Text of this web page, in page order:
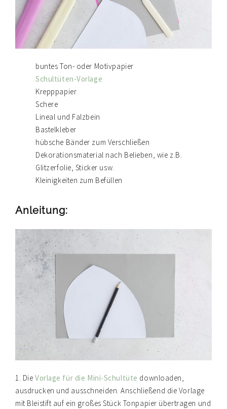
buntes Ton- oder Motivpapier
Schultüten-Vorlage
Krepppapier
Schere
Lineal und Falzbein
Bastelkleber
hübsche Bänder zum Verschließen
Dekorationsmaterial nach Belieben, wie z.B.
Glitzerfolie, Sticker usw.
Kleinigkeiten zum Befüllen
Anleitung:
1. Die Vorlage für die Mini-Schultüte downloaden,
ausdrucken und ausschneiden. Anschließend die Vorlage
mit Bleistift auf ein großes Stück Tonpapier übertragen und